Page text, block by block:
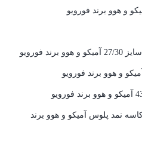
و هوو برند فورویو
نمد 3 لبه چرخ عقب 2631+کاسه نمد پلوس آمیکو و هوو برند